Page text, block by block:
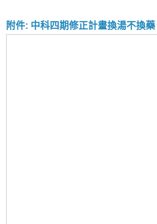
附件: 中科四期修正計畫換湯不換藥